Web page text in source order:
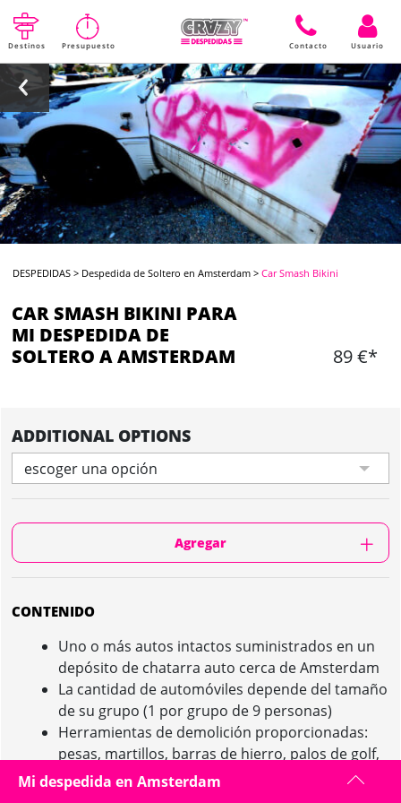
Destinos Presupuesto Contacto Usuario
DESPEDIDAS > Despedida de Soltero en Amsterdam >Car Smash Bikini
CAR SMASH BIKINI PARA
MI DESPEDIDA DE
SOLTERO A AMSTERDAM
89 €*
ADDITIONAL OPTIONS
escoger una opción
Agregar
CONTENIDO
Uno o más autos intactos suministrados en un
depósito de chatarra auto cerca de Amsterdam
La cantidad de automóviles depende del tamaño
de su grupo (1 por grupo de 9 personas)
Herramientas de demolición proporcionadas:
pesas, martillos, barras de hierro, palos de golf,
etc.
Lavado de autos sexy de una bella joven en bikini
Mi despedida en Amsterdam